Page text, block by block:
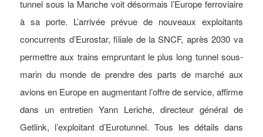
tunnel sous la Manche voit désormais l’Europe ferroviaire
à sa porte. L’arrivée prévue de nouveaux exploitants
concurrents d’Eurostar, filiale de la SNCF, après 2030 va
permettre aux trains empruntant le plus long tunnel sous-
marin du monde de prendre des parts de marché aux
avions en Europe en augmentant l’offre de service, affirme
dans un entretien Yann Leriche, directeur général de
Getlink, l’exploitant d’Eurotunnel. Tous les détails dans